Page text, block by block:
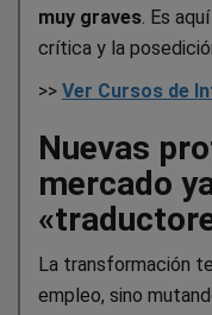
muy graves. Es
crítica y la
>> Ver Cursos de
Nuevas
mercado
La transformación
empleo, sino